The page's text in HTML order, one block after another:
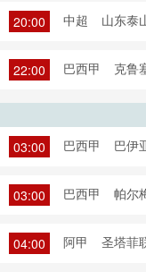
20:00 中超 山东泰
22:00 巴西甲 克鲁
03:00
巴西甲 巴伊
03:00 巴西甲 帕尔
04:00 阿甲 圣塔菲